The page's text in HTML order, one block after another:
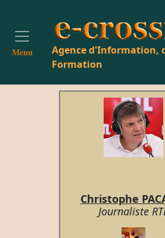
Menu
Agence d'Information,
Formation
Christophe
Journaliste